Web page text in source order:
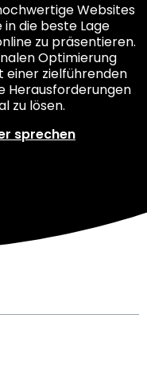
Websites
in die beste Lage
zu präsentieren.
Optimierung
zielführenden
Herausforderungen
zu lösen.
sprechen